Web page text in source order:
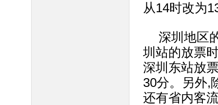
从14时改为
深圳地区
圳站的放票
深圳东站放
30分。另外,
还有省内客